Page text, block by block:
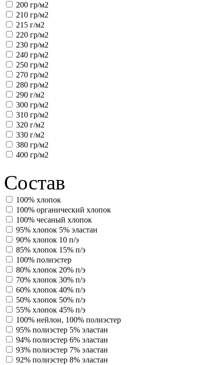
200 гр/м2
210 гр/м2
215 г/м2
220 гр/м2
230 гр/м2
240 гр/м2
250 гр/м2
270 гр/м2
280 гр/м2
290 г/м2
300 гр/м2
310 гр/м2
320 г/м2
330 г/м2
380 гр/м2
400 гр/м2
Состав
100% хлопок
100% органический хлопок
100% чесаный хлопок
95% хлопок 5% эластан
90% хлопок 10 п/э
85% хлопок 15% п/э
100% полиэстер
80% хлопок 20% п/э
70% хлопок 30% п/э
60% хлопок 40% п/э
50% хлопок 50% п/э
55% хлопок 45% п/э
100% нейлон, 100% полиэстер
95% полиэстер 5% эластан
94% полиэстер 6% эластан
93% полиэстер 7% эластан
92% полиэстер 8% эластан